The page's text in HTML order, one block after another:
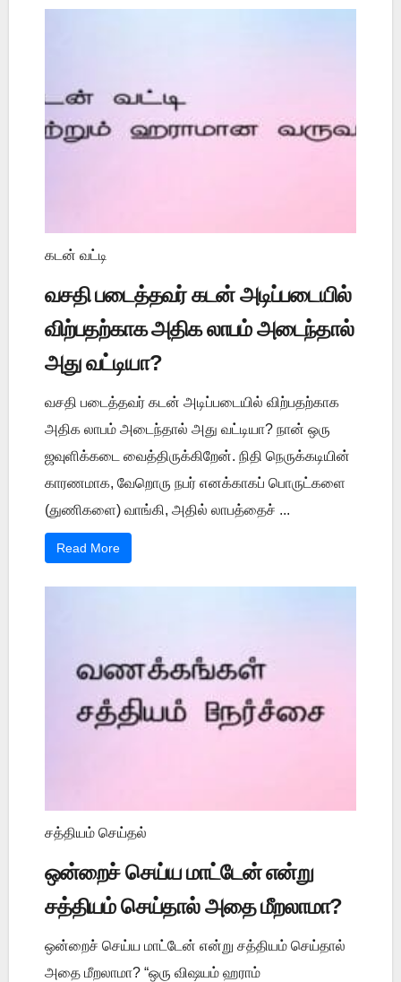
கடன் வட்டி
வசதி படைத்தவர் கடன் அடிப்படையில்
விற்பதற்காக அதிக லாபம் அடைந்தால்
அது வட்டியா?
வசதி படைத்தவர் கடன் அடிப்படையில் விற்பதற்காக
அதிக லாபம் அடைந்தால் அது வட்டியா? நான் ஒரு
ஜவுளிக்கடை வைத்திருக்கிறேன். நிதி நெருக்கடியின்
காரணமாக, வேறொரு நபர் எனக்காகப் பொருட்களை
(துணிகளை) வாங்கி, அதில் லாபத்தைச் ...
Read More
சத்தியம் செய்தல்
ஒன்றைச் செய்ய மாட்டேன் என்று
சத்தியம் செய்தால் அதை மீறலாமா?
ஒன்றைச் செய்ய மாட்டேன் என்று சத்தியம் செய்தால்
அதை மீறலாமா? “ஒரு விஷயம் ஹராம்